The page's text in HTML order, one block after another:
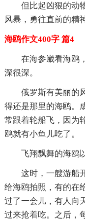
但比起凶狠的动
风暴，勇往直前的精
海鸥作文400字 篇4
在海参崴看海鸥
深很深。
俄罗斯有美丽的
得还是那里的海鸥。
常跟着轮船飞，因为
鸥就有小鱼儿吃了。
飞翔飘舞的海鸥
这时，一艘游船
给海鸥拍照，有的
过了一会儿，有人向
过来抢着吃。之后，